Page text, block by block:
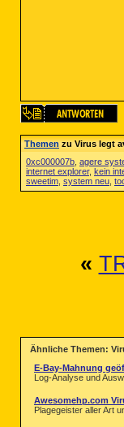
Themenzu Virus legt
0xc000007b agere
internet explorer, kein
sweetim system neu
«
Ähnliche Themen:
E-Bay-Mahnung
Log-Analyse und
Awesomehp.com
Plagegeister aller Art